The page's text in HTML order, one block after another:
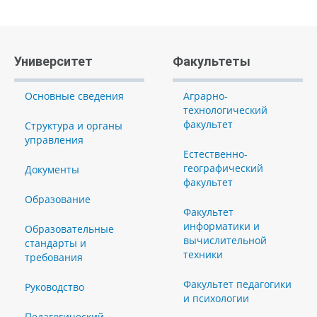
Университет
Основные сведения
Структура и органы
управления
Документы
Образование
Образовательные
стандарты и
требования
Руководство
Факультеты
Аграрно-
технологический
факультет
Естественно-
географический
факультет
Факультет
информатики и
вычислительной
техники
Факультет педагогики
и психологии